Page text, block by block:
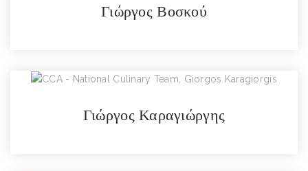
Γιώργος Βοσκού
Γιώργος Καραγιώργης